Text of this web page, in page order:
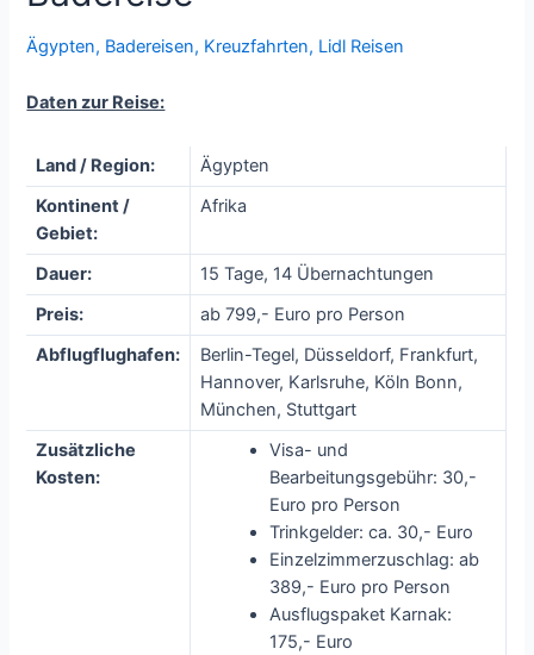
Ägypten, Badereisen, Kreuzfahrten, Lidl Reisen
Daten zur Reise:
Land / Region:
Ägypten
Kontinent /
Gebiet:
Afrika
Dauer:
15 Tage, 14 Übernachtungen
Preis:
ab 799,- Euro pro Person
Abflugflughafen:
Berlin-Tegel, Düsseldorf, Frankfurt,
Hannover, Karlsruhe, Köln Bonn,
München, Stuttgart
Zusätzliche
Kosten:
Visa- und
Bearbeitungsgebühr: 30,-
Euro pro Person
Trinkgelder: ca. 30,- Euro
Einzelzimmerzuschlag: ab
389,- Euro pro Person
Ausflugspaket Karnak:
175,- Euro